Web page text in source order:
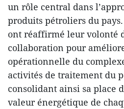
un rôle central dans
produits pétroliers du
ont réaffirmé leur volonté
collaboration pour
opérationnelle du
activités de traitement du
consolidant ainsi sa place
valeur énergétique de